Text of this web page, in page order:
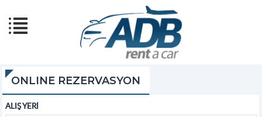
ONLINE REZERVASYON
ALIŞ YERİ